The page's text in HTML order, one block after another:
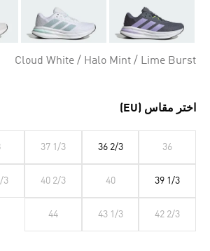
Cloud White / Halo Mint / Lime Burst
اختر مقاس (EU)
36
36 2/3
37 1/3
39 1/3
40
40 2/3
3
42 2/3
43 1/3
44